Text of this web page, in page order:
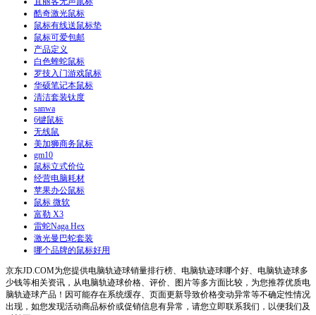
酷奇激光鼠标
鼠标有线送鼠标垫
鼠标可爱包邮
产品定义
白色蝰蛇鼠标
罗技入门游戏鼠标
华硕笔记本鼠标
清洁套装钛度
sanwa
6键鼠标
无线鼠
美加狮商务鼠标
gm10
鼠标立式价位
经营电脑耗材
苹果办公鼠标
鼠标 微软
富勒 X3
雷蛇Naga Hex
激光曼巴蛇套装
哪个品牌的鼠标好用
京东JD.COM为您提供电脑轨迹球销量排行榜、电脑轨迹球哪个好、电脑轨迹球多
少钱等相关资讯，从电脑轨迹球价格、评价、图片等多方面比较，为您推荐优质电
脑轨迹球产品！因可能存在系统缓存、页面更新导致价格变动异常等不确定性情况
出现，如您发现活动商品标价或促销信息有异常，请您立即联系我们，以便我们及